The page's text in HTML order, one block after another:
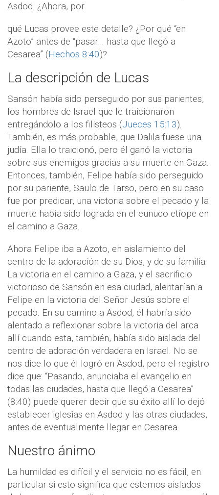
Asdod. ¿Ahora, por
qué Lucas provee este detalle? ¿Por qué “en
Azoto” antes de “pasar… hasta que llegó a
Cesarea” (Hechos 8:40)?
La descripción de Lucas
Sansón había sido perseguido por sus parientes,
los hombres de Israel que le traicionaron
entregándolo a los filisteos (Jueces 15:13).
También, es más probable, que Dalila fuese una
judía. Ella lo traicionó, pero él ganó la victoria
sobre sus enemigos gracias a su muerte en Gaza.
Entonces, también, Felipe había sido perseguido
por su pariente, Saulo de Tarso, pero en su caso
fue por predicar, una victoria sobre el pecado y la
muerte había sido lograda en el eunuco etíope en
el camino a Gaza.
Ahora Felipe iba a Azoto, en aislamiento del
centro de la adoración de su Dios, y de su familia.
La victoria en el camino a Gaza, y el sacrificio
victorioso de Sansón en esa ciudad, alentarían a
Felipe en la victoria del Señor Jesús sobre el
pecado. En su camino a Asdod, él habría sido
alentado a reflexionar sobre la victoria del arca
allí cuando esta, también, había sido aislada del
centro de adoración verdadera en Israel. No se
nos dice lo que él logró en Asdod, pero el registro
dice que: “Pasando, anunciaba el evangelio en
todas las ciudades, hasta que llegó a Cesarea”
(8:40) puede querer decir que su éxito allí lo dejó
establecer iglesias en Asdod y las otras ciudades,
antes de eventualmente llegar en Cesarea.
Nuestro ánimo
La humildad es difícil y el servicio no es fácil, en
particular si esto significa que estemos aislados